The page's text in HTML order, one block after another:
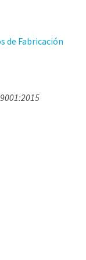
de Fabricación